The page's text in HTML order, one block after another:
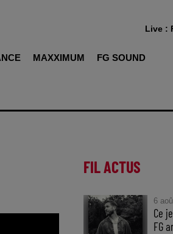
MAXXIMUM FG SOUND
Live :
FIL ACTUS
6
Ce
FG